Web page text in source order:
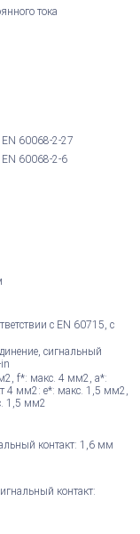
тока
EN 60068-2-27
EN 60068-2-6
с EN 60715, с
сигнальный
f*: макс. 4 мм2, a*:
4 мм2: e*: макс. 1,5 мм2,
1,5 мм2
контакт: 1,6 мм
контакт: